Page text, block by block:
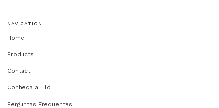
NAVIGATION
Home
Products
Contact
Conheça a Liló
Perguntas Frequentes